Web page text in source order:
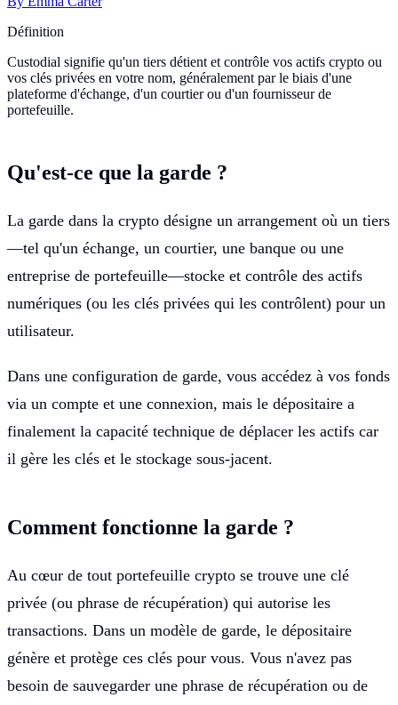
Définition
Custodial signifie qu'un tiers détient et contrôle vos actifs crypto ou
vos clés privées en votre nom, généralement par le biais d'une
plateforme d'échange, d'un courtier ou d'un fournisseur de
portefeuille.
Qu'est-ce que la garde ?
La garde dans la crypto désigne un arrangement où un tiers
—tel qu'un échange, un courtier, une banque ou une
entreprise de portefeuille—stocke et contrôle des actifs
numériques (ou les clés privées qui les contrôlent) pour un
utilisateur.
Dans une configuration de garde, vous accédez à vos fonds
via un compte et une connexion, mais le dépositaire a
finalement la capacité technique de déplacer les actifs car
il gère les clés et le stockage sous-jacent.
Comment fonctionne la garde ?
Au cœur de tout portefeuille crypto se trouve une clé
privée (ou phrase de récupération) qui autorise les
transactions. Dans un modèle de garde, le dépositaire
génère et protège ces clés pour vous. Vous n'avez pas
besoin de sauvegarder une phrase de récupération ou de